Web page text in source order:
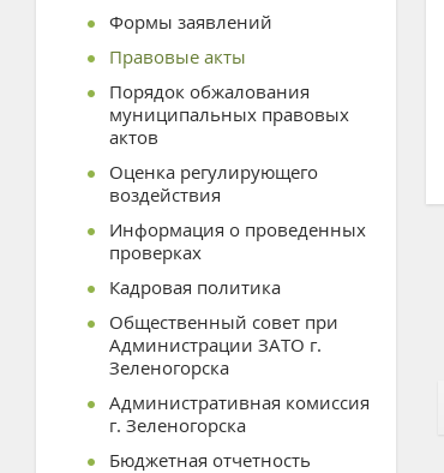
Формы заявлений
Правовые акты
Порядок обжалования
муниципальных правовых
актов
Оценка регулирующего
воздействия
Информация о проведенных
проверках
Кадровая политика
Общественный совет при
Администрации ЗАТО г.
Зеленогорска
Административная комиссия
г. Зеленогорска
Бюджетная отчетность